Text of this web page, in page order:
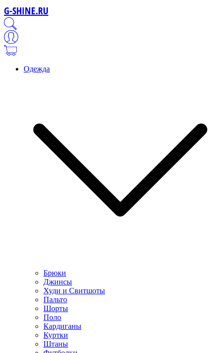
G-SHINE.RU
Одежда
Брюки
Джинсы
Худи и Свитшоты
Пальто
Шорты
Поло
Кардиганы
Куртки
Штаны